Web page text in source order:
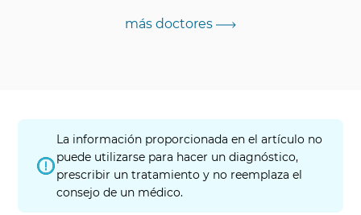
más doctores
La información proporcionada en el artículo no
puede utilizarse para hacer un diagnóstico,
prescribir un tratamiento y no reemplaza el
consejo de un médico.